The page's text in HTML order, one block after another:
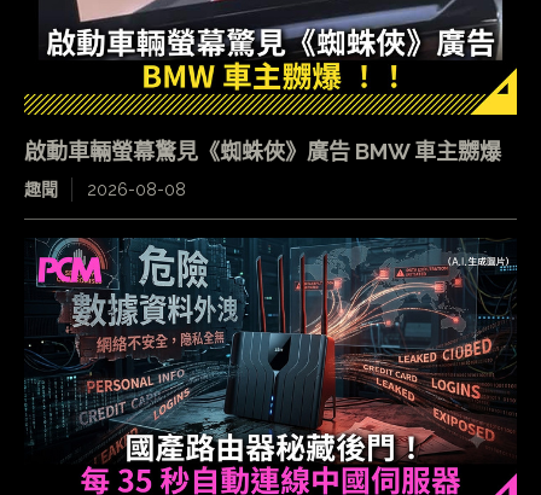
啟動車輛螢幕驚見《蜘蛛俠》廣告 BMW 車主嬲爆
趣聞 2026-08-08